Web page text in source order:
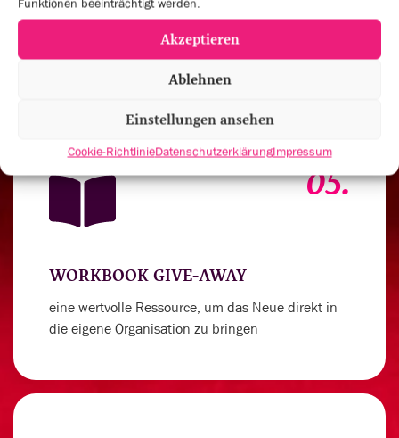
Akzeptieren
Ablehnen
Einstellungen ansehen
Cookie-RichtlinieDatenschutzerklärungImpressum
Leistungen anzukurbeln
05.
WORKBOOK GIVE-AWAY
eine wertvolle Ressource, um das Neue direkt in
die eigene Organisation zu bringen